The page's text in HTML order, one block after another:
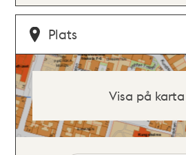
Plats
Visa på karta